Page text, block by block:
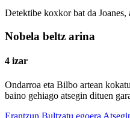
Detektibe koxkor bat da
Nobela beltz arina
4 izar
Ondarroa eta Bilbo artean
baino gehiago atsegin dituen
Erantzun Bultzatu egoera